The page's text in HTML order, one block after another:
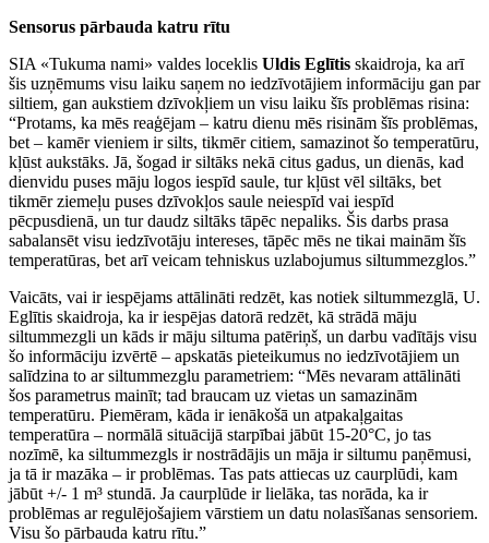
Sensorus pārbauda katru rītu
SIA «Tukuma nami» valdes loceklis Uldis Eglītis skaidroja, ka arī
šis uzņēmums visu laiku saņem no iedzīvotājiem informāciju gan par
siltiem, gan aukstiem dzīvokļiem un visu laiku šīs problēmas risina:
“Protams, ka mēs reaģējam – katru dienu mēs risinām šīs problēmas,
bet – kamēr vieniem ir silts, tikmēr citiem, samazinot šo temperatūru,
kļūst aukstāks. Jā, šogad ir siltāks nekā citus gadus, un dienās, kad
dienvidu puses māju logos iespīd saule, tur kļūst vēl siltāks, bet
tikmēr ziemeļu puses dzīvokļos saule neiespīd vai iespīd
pēcpusdienā, un tur daudz siltāks tāpēc nepaliks. Šis darbs prasa
sabalansēt visu iedzīvotāju intereses, tāpēc mēs ne tikai mainām šīs
temperatūras, bet arī veicam tehniskus uzlabojumus siltummezglos.”
Vaicāts, vai ir iespējams attālināti redzēt, kas notiek siltummezglā, U.
Eglītis skaidroja, ka ir iespējas datorā redzēt, kā strādā māju
siltummezgli un kāds ir māju siltuma patēriņš, un darbu vadītājs visu
šo informāciju izvērtē – apskatās pieteikumus no iedzīvotājiem un
salīdzina to ar siltummezglu parametriem: “Mēs nevaram attālināti
šos parametrus mainīt; tad braucam uz vietas un samazinām
temperatūru. Piemēram, kāda ir ienākošā un atpakaļgaitas
temperatūra – normālā situācijā starpībai jābūt 15-20°C, jo tas
nozīmē, ka siltummezgls ir nostrādājis un māja ir siltumu paņēmusi,
ja tā ir mazāka – ir problēmas. Tas pats attiecas uz caurplūdi, kam
jābūt +/- 1 m³ stundā. Ja caurplūde ir lielāka, tas norāda, ka ir
problēmas ar regulējošajiem vārstiem un datu nolasīšanas sensoriem.
Visu šo pārbauda katru rītu.”